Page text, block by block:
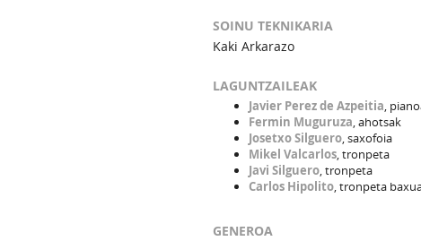
SOINU TEKNIKARIA
Kaki Arkarazo
LAGUNTZAILEAK
Javier Perez de Azpeitia,
Fermin Muguruza, ahotsak
Josetxo Silguero, saxofoia
Mikel Valcarlos, tronpeta
Javi Silguero, tronpeta
Carlos Hipolito, tronpeta
GENEROA